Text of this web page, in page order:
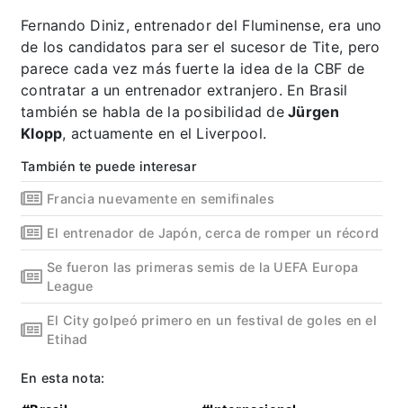
Fernando Diniz, entrenador del Fluminense, era uno
de los candidatos para ser el sucesor de Tite, pero
parece cada vez más fuerte la idea de la CBF de
contratar a un entrenador extranjero. En Brasil
también se habla de la posibilidad deJürgen
Klopp, actuamente en el Liverpool.
También te puede interesar
Francia nuevamente en semifinales
El entrenador de Japón, cerca de romper un récord
Se fueron las primeras semis de la UEFA Europa
League
El City golpeó primero en un festival de goles en el
Etihad
En esta nota: